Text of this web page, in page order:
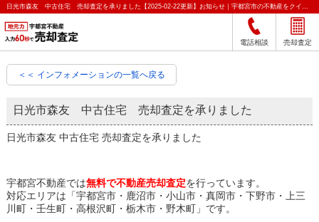
日光市森友 中古住宅 売却査定を承りました【2025-02-22更新】お知らせ｜宇都宮市の不動産をクイック売却査定｜宇都宮不動産
電話相談 売却査定
＜＜ インフォメーションの一覧へ戻る
日光市森友 中古住宅 売却査定を承りました
日光市森友 中古住宅 売却査定を承りました
宇都宮不動産では無料で不動産売却査定を行っています。
対応エリアは「宇都宮市・鹿沼市・小山市・真岡市・下野市・上三
川町・壬生町・高根沢町・栃木市・野木町」です。